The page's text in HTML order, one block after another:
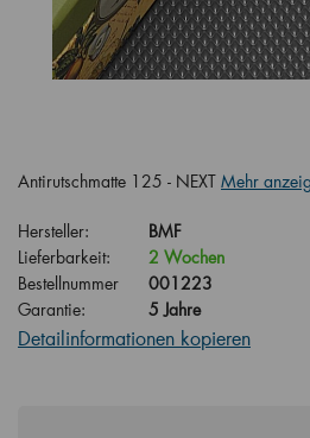
Antirutschmatte 125 - NEXT Mehr
Hersteller:
BMF
Lieferbarkeit:
2 Wochen
Bestellnummer
001223
Garantie:
5 Jahre
Detailinformationen kopieren